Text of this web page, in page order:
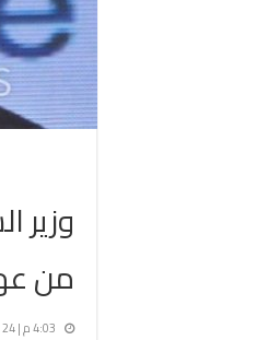
وزير
من
4:03 م | 24 نوفمبر، 2022